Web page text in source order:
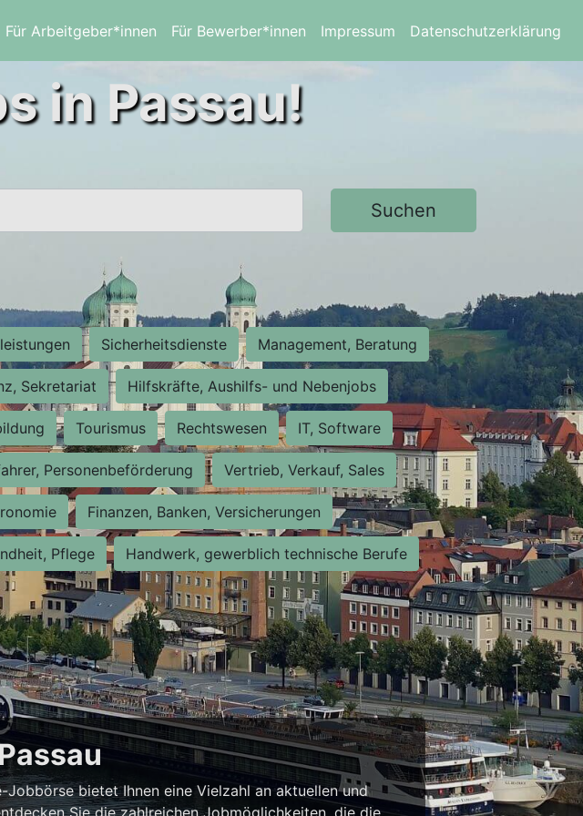
Für Arbeitgeber*innen Für Bewerber*innen Impressum Datenschutzerklärung
in Passau!
Suchen
Sicherheitsdienste Management, Beratung
Sekretariat Hilfskräfte, Aushilfs- und Nebenjobs
Tourismus Rechtswesen IT, Software
Personenbeförderung Vertrieb, Verkauf, Sales
Finanzen, Banken, Versicherungen
Pflege Handwerk, gewerblich technische Berufe
bietet Ihnen eine Vielzahl an aktuellen und